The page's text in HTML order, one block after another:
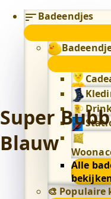
Badeendjes
Alle
🎨 Populaire
Super
Blauw